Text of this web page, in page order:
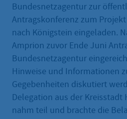
Bundesnetzagentur zur
Antragskonferenz zum
nach Königstein eingeladen.
Amprion zuvor Ende Juni
Bundesnetzagentur
Hinweise und Informationen
Gegebenheiten diskutiert
Delegation aus der Kreisstadt
nahm teil und brachte die